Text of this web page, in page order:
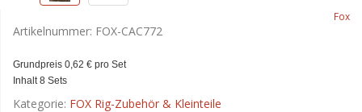
Fox
Artikelnummer: FOX-CAC772
Grundpreis 0,62 € pro Set
Inhalt 8 Sets
Kategorie: FOX Rig-Zubehör & Kleinteile